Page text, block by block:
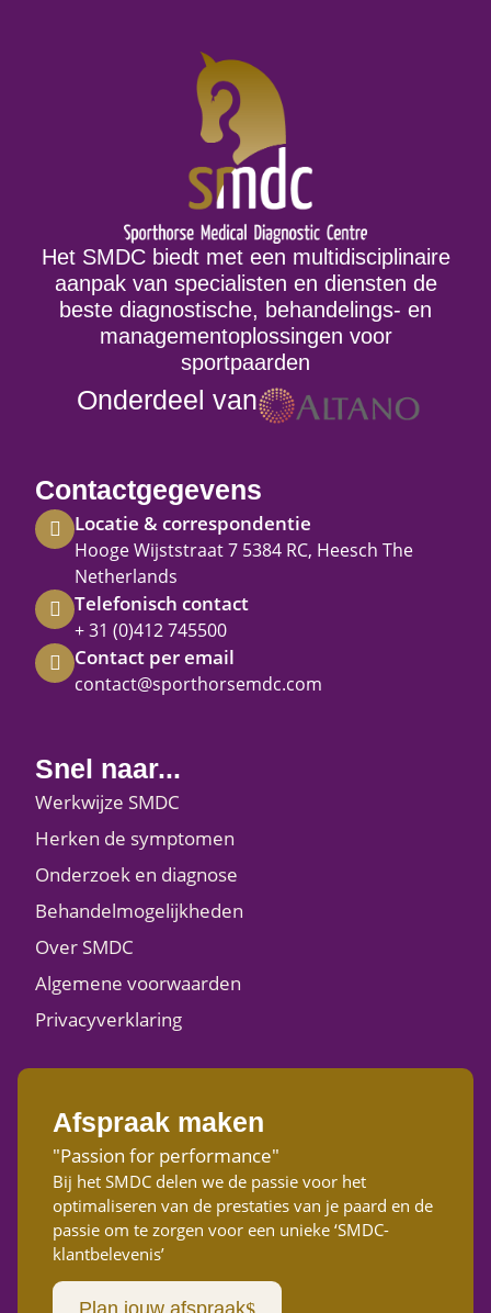
Het SMDC biedt met een multidisciplinaire
aanpak van specialisten en diensten de
beste diagnostische, behandelings- en
managementoplossingen voor
sportpaarden
Onderdeel van
Contactgegevens
Locatie & correspondentie
Hooge Wijststraat 7 5384 RC, Heesch The
Netherlands
Telefonisch contact
+ 31 (0)412 745500
Contact per email
contact@sporthorsemdc.com
Snel naar...
Werkwijze SMDC
Herken de symptomen
Onderzoek en diagnose
Behandelmogelijkheden
Over SMDC
Algemene voorwaarden
Privacyverklaring
Afspraak maken
"Passion for performance"
Bij het SMDC delen we de passie voor het
optimaliseren van de prestaties van je paard en de
passie om te zorgen voor een unieke ‘SMDC-
klantbelevenis’